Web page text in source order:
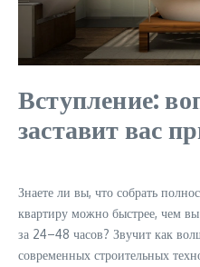
Вступление:
заставит вас
Знаете ли вы, что собрать
квартиру можно быстрее, чем
за 24–48 часов? Звучит как
современных строительных